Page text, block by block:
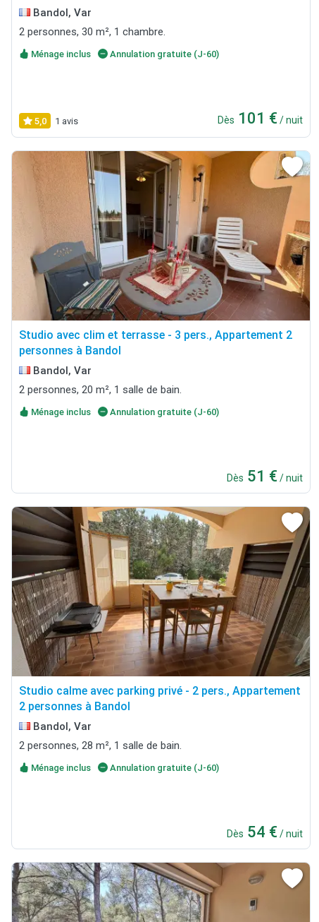
Bandol, Var
2 personnes, 30 m², 1 chambre.
Ménage inclus Annulation gratuite (J-60)
5,0 1 avis Dès 101 € / nuit
Studio avec clim et terrasse - 3 pers., Appartement 2
personnes à Bandol
Bandol, Var
2 personnes, 20 m², 1 salle de bain.
Ménage inclus Annulation gratuite (J-60)
Dès 51 € / nuit
Studio calme avec parking privé - 2 pers., Appartement
2 personnes à Bandol
Bandol, Var
2 personnes, 28 m², 1 salle de bain.
Ménage inclus Annulation gratuite (J-60)
Dès 54 € / nuit